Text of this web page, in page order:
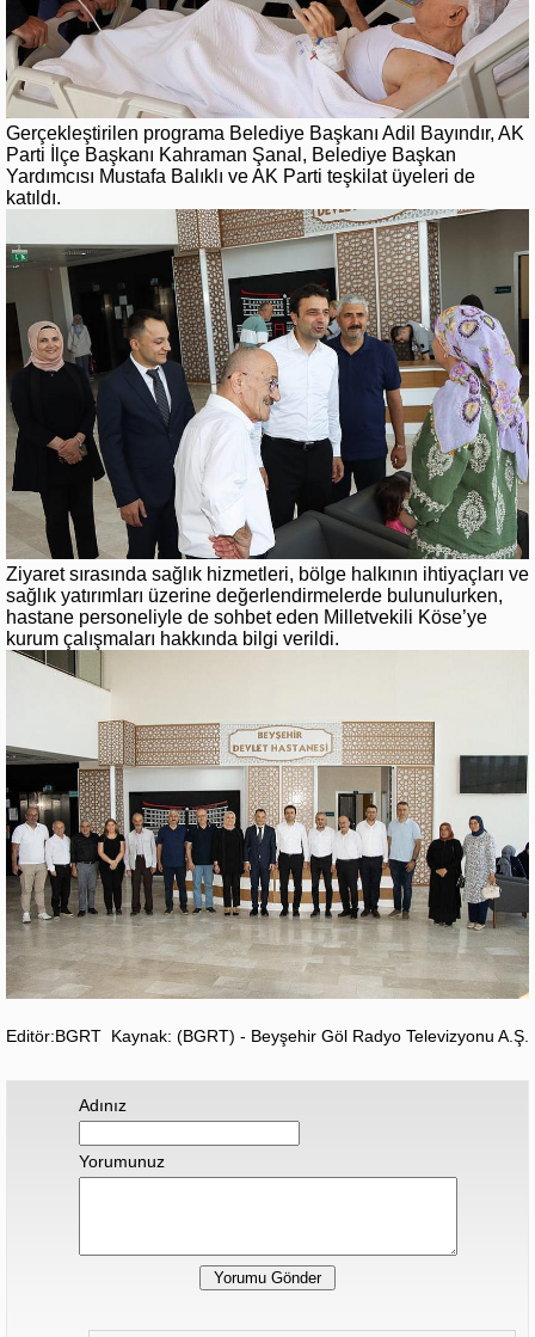
Gerçekleştirilen programa Belediye Başkanı Adil Bayındır, AK
Parti İlçe Başkanı Kahraman Şanal, Belediye Başkan
Yardımcısı Mustafa Balıklı ve AK Parti teşkilat üyeleri de
katıldı.
Ziyaret sırasında sağlık hizmetleri, bölge halkının ihtiyaçları ve
sağlık yatırımları üzerine değerlendirmelerde bulunulurken,
hastane personeliyle de sohbet eden Milletvekili Köse’ye
kurum çalışmaları hakkında bilgi verildi.
Editör:BGRT Kaynak: (BGRT) - Beyşehir Göl Radyo Televizyonu A.Ş.
Adınız
Yorumunuz